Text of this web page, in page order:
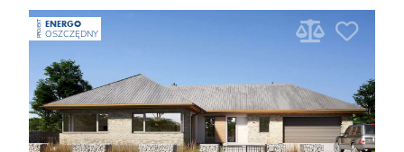
PROJEKT ENERGO
OSZCZĘDNY